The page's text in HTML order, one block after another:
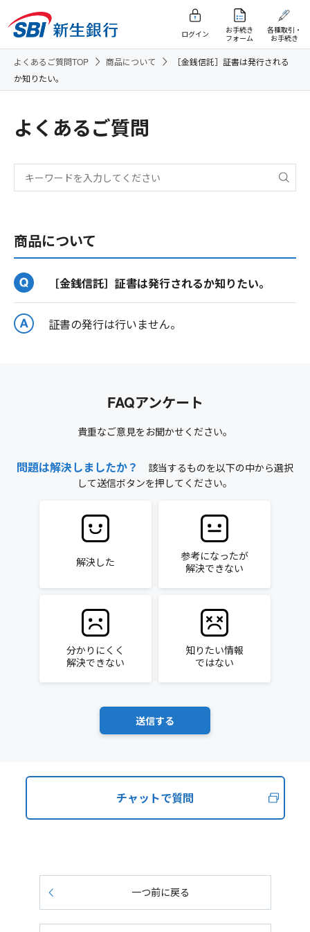
ログイン
お手続き
フォーム
各種取引・
お手続き
よくあるご質問TOP 商品について
［金銭信託］証書は発行される
か知りたい。
よくあるご質問
商品について
［金銭信託］証書は発行されるか知りたい。
証書の発行は行いません。
FAQアンケート
貴重なご意見をお聞かせください。
問題は解決しましたか？
該当するものを以下の中から選択
して送信ボタンを押してください。
解決した
参考になったが
解決できない
分かりにくく
解決できない
知りたい情報
ではない
チャットで質問
一つ前に戻る